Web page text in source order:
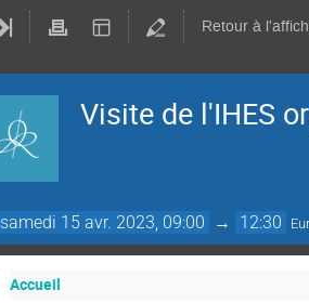
Retour à
Visite de l'IHES
samedi 15 avr. 2023, 09:00 → 12:30
Accueil